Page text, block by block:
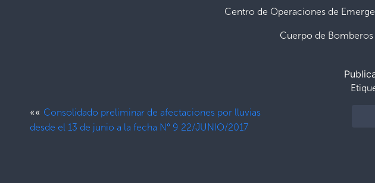
Centro de Operaciones de
Cuerpo de
«« Consolidado preliminar de afectaciones por lluvias
desde el 13 de junio a la fecha N° 9 22/JUNIO/2017